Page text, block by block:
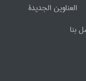
العناوین الجدیدة
بنا